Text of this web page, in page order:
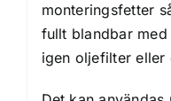
monteringsfetter
fullt blandbar
igen oljefilter eller